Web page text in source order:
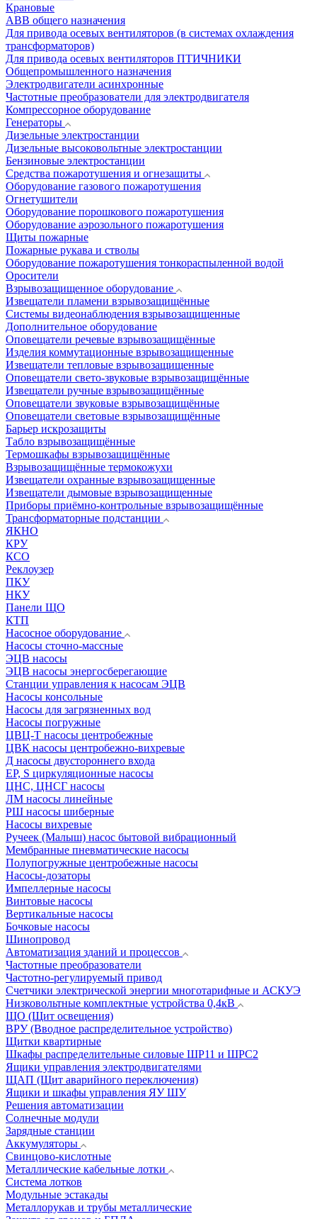
Крановые
АВВ общего назначения
Для привода осевых вентиляторов (в системах охлаждения
трансформаторов)
Для привода осевых вентиляторов ПТИЧНИКИ
Общепромышленного назначения
Электродвигатели асинхронные
Частотные преобразователи для электродвигателя
Компрессорное оборудование
Генераторы
Дизельные электростанции
Дизельные высоковольтные электростанции
Бензиновые электростанции
Средства пожаротушения и огнезащиты
Оборудование газового пожаротушения
Огнетушители
Оборудование порошкового пожаротушения
Оборудование аэрозольного пожаротушения
Щиты пожарные
Пожарные рукава и стволы
Оборудование пожаротушения тонкораспыленной водой
Оросители
Взрывозащищенное оборудование
Извещатели пламени взрывозащищённые
Системы видеонаблюдения взрывозащищенные
Дополнительное оборудование
Оповещатели речевые взрывозащищённые
Изделия коммутационные взрывозащищенные
Извещатели тепловые взрывозащищенные
Оповещатели свето-звуковые взрывозащищённые
Извещатели ручные взрывозащищённые
Оповещатели звуковые взрывозащищённые
Оповещатели световые взрывозащищённые
Барьер искрозащиты
Табло взрывозащищённые
Термошкафы взрывозащищённые
Взрывозащищённые термокожухи
Извещатели охранные взрывозащищенные
Извещатели дымовые взрывозащищенные
Приборы приёмно-контрольные взрывозащищённые
Трансформаторные подстанции
ЯКНО
КРУ
КСО
Реклоузер
ПКУ
НКУ
Панели ЩО
КТП
Насосное оборудование
Насосы сточно-массные
ЭЦВ насосы
ЭЦВ насосы энергосберегающие
Станции управления к насосам ЭЦВ
Насосы консольные
Насосы для загрязненных вод
Насосы погружные
ЦВЦ-Т насосы центробежные
ЦВК насосы центробежно-вихревые
Д насосы двустороннего входа
EP, S циркуляционные насосы
ЦНС, ЦНСГ насосы
ЛМ насосы линейные
РШ насосы шиберные
Насосы вихревые
Ручеек (Малыш) насос бытовой вибрационный
Мембранные пневматические насосы
Полупогружные центробежные насосы
Насосы-дозаторы
Импеллерные насосы
Винтовые насосы
Вертикальные насосы
Бочковые насосы
Шинопровод
Автоматизация зданий и процессов
Частотные преобразователи
Частотно-регулируемый привод
Счетчики электрической энергии многотарифные и АСКУЭ
Низковольтные комплектные устройства 0,4кВ
ЩО (Щит освещения)
ВРУ (Вводное распределительное устройство)
Щитки квартирные
Шкафы распределительные силовые ШР11 и ШРС2
Ящики управления электродвигателями
ЩАП (Щит аварийного переключения)
Ящики и шкафы управления ЯУ ШУ
Решения автоматизации
Солнечные модули
Зарядные станции
Аккумуляторы
Свинцово-кислотные
Металлические кабельные лотки
Система лотков
Модульные эстакады
Металлорукав и трубы металлические